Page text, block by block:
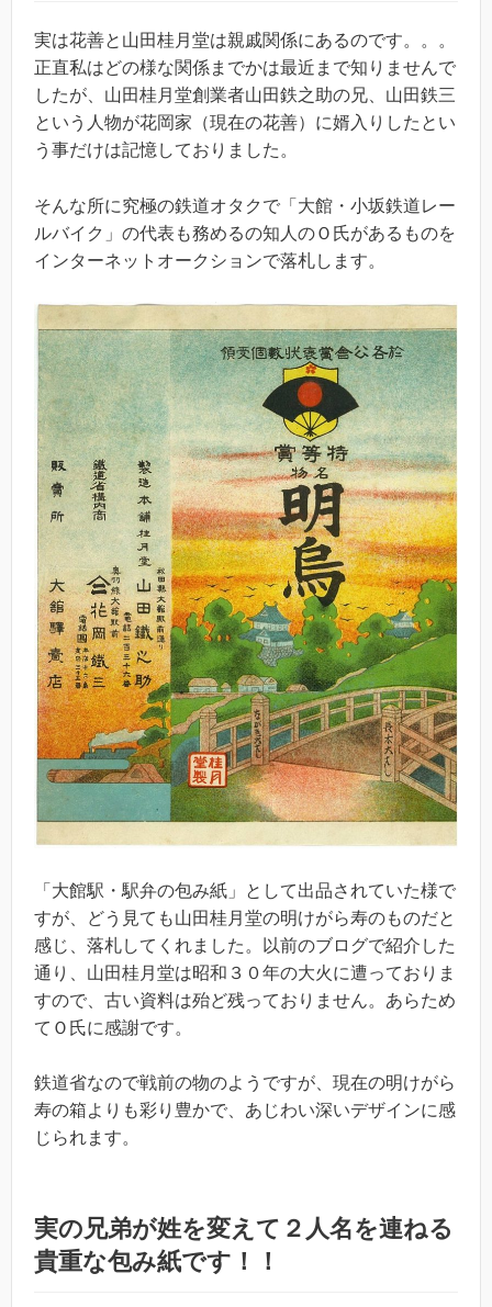
実は花善と山田桂月堂は親戚関係にあるのです。。。
正直私はどの様な関係までかは最近まで知りませんで
したが、山田桂月堂創業者山田鉄之助の兄、山田鉄三
という人物が花岡家（現在の花善）に婿入りしたとい
う事だけは記憶しておりました。
そんな所に究極の鉄道オタクで「大館・小坂鉄道レー
ルバイク」の代表も務めるの知人のＯ氏があるものを
インターネットオークションで落札します。
「大館駅・駅弁の包み紙」として出品されていた様で
すが、どう見ても山田桂月堂の明けがら寿のものだと
感じ、落札してくれました。以前のブログで紹介した
通り、山田桂月堂は昭和３０年の大火に遭っておりま
すので、古い資料は殆ど残っておりません。あらため
てＯ氏に感謝です。
鉄道省なので戦前の物のようですが、現在の明けがら
寿の箱よりも彩り豊かで、あじわい深いデザインに感
じられます。
実の兄弟が姓を変えて２人名を連ねる
貴重な包み紙です！！